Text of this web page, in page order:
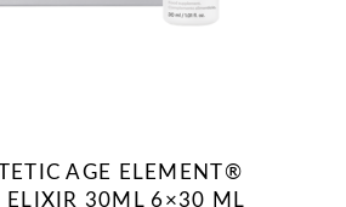
AGE ELEMENT®
ELIXIR 30ML 6×30 ML